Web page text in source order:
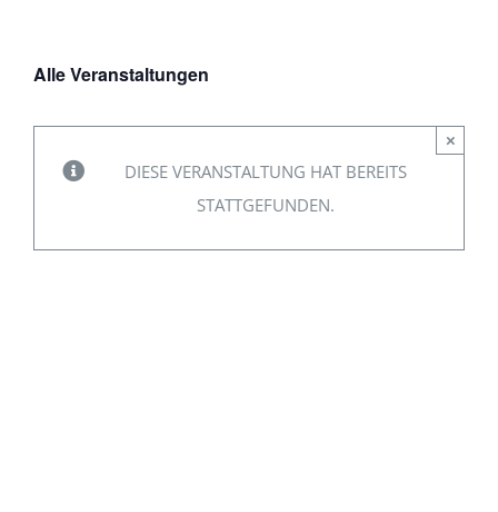
Alle Veranstaltungen
DIESE VERANSTALTUNG HAT BEREITS
STATTGEFUNDEN.
×